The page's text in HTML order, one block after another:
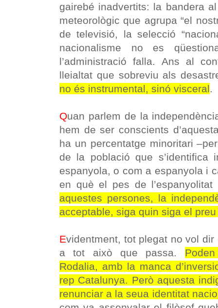
gairebé inadvertits: la bandera
meteorològic que agrupa “el
de televisió, la selecció
nacionalisme no es
l’administració falla. Ans al
lleialtat que sobreviu als
no és instrumental, sinó visceral.
Quan parlem de la
hem de ser conscients
ha un percentatge minoritari
de la població que s’identifica
espanyola, o com a espanyola i
en què el pes de
aquestes persones, la
acceptable, siga quin siga el
Evidentment, tot plegat no vol
a tot això que passa.
Rodalia, amb la manca
rep Catalunya. Però aquesta
renunciar a la seua identitat